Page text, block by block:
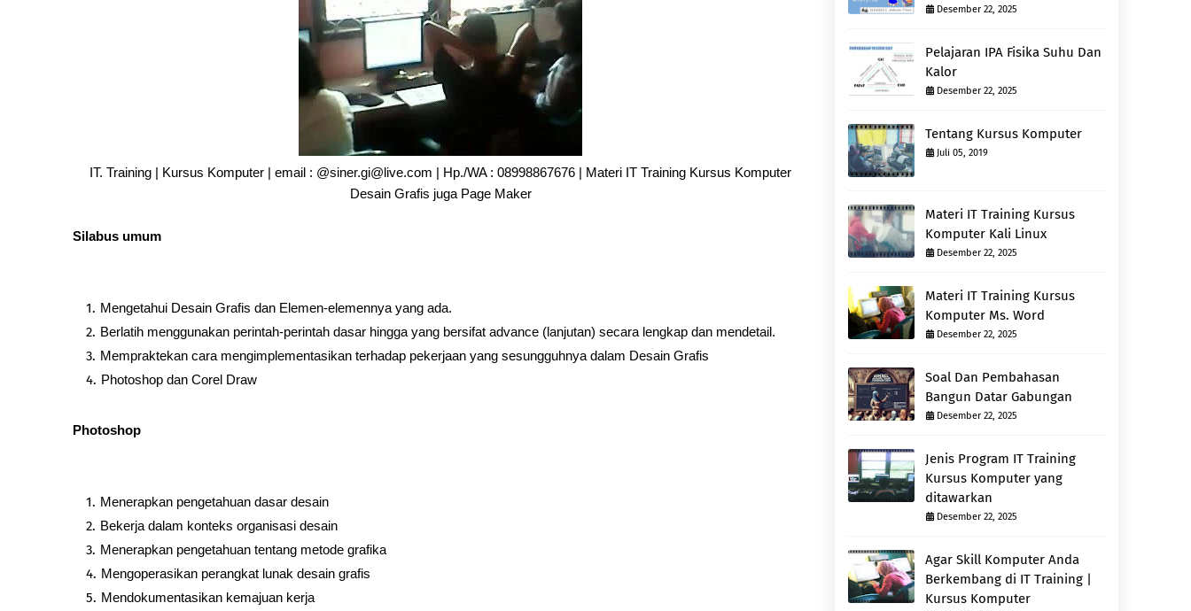
IT. Training | Kursus Komputer | email : @siner.gi@live.com | Hp./WA : 08998867676 | Materi IT Training Kursus Komputer
Desain Grafis juga Page Maker
Silabus umum
Mengetahui Desain Grafis dan Elemen-elemennya yang ada.
Berlatih menggunakan perintah-perintah dasar hingga yang bersifat advance (lanjutan) secara lengkap dan mendetail.
Mempraktekan cara mengimplementasikan terhadap pekerjaan yang sesungguhnya dalam Desain Grafis
Photoshop dan Corel Draw
Photoshop
Menerapkan pengetahuan dasar desain
Bekerja dalam konteks organisasi desain
Menerapkan pengetahuan tentang metode grafika
Mengoperasikan perangkat lunak desain grafis
Mendokumentasikan kemajuan kerja
Desember 22, 2025
Pelajaran IPA Fisika Suhu Dan
Kalor
Desember 22, 2025
Tentang Kursus Komputer
Juli 05, 2019
Materi IT Training Kursus
Komputer Kali Linux
Desember 22, 2025
Materi IT Training Kursus
Komputer Ms. Word
Desember 22, 2025
Soal Dan Pembahasan
Bangun Datar Gabungan
Desember 22, 2025
Jenis Program IT Training
Kursus Komputer yang
ditawarkan
Desember 22, 2025
Agar Skill Komputer Anda
Berkembang di IT Training |
Kursus Komputer